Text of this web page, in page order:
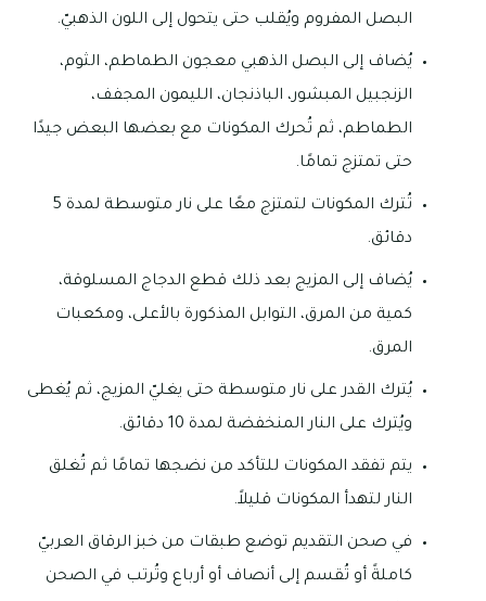
البصل المفروم ويُقلب حتى يتحول إلى اللون الذهبيّ.
يُضاف إلى البصل الذهبي معجون الطماطم، الثوم،
الزنجبيل المبشور، الباذنجان، الليمون المجفف،
الطماطم، ثم تُحرك المكونات مع بعضها البعض جيدًا
حتى تمتزج تمامًا.
تُترك المكونات لتمتزج معًا على نار متوسطة لمدة 5
دقائق.
يُضاف إلى المزيج بعد ذلك قطع الدجاج المسلوقة،
كمية من المرق، التوابل المذكورة بالأعلى، ومكعبات
المرق.
يُترك القدر على نار متوسطة حتى يغليّ المزيج، ثم يُغطى
ويُترك على النار المنخفضة لمدة 10 دقائق.
يتم تفقد المكونات للتأكد من نضجها تمامًا ثم تُغلق
النار لتهدأ المكونات قليلاً.
في صحن التقديم توضع طبقات من خبز الرقاق العربيّ
كاملةً أو تُقسم إلى أنصاف أو أرباع وتُرتب في الصحن